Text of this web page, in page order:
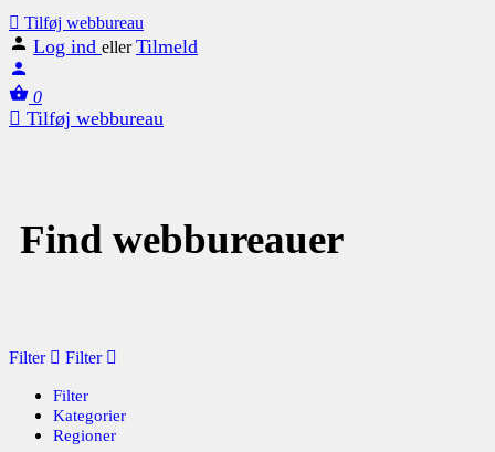
Tilføj webbureau
Log ind eller Tilmeld
0
Tilføj webbureau
Find webbureauer
Filter Filter
Filter
Kategorier
Regioner